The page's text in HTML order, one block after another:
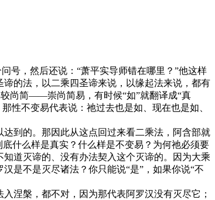
号，然后还说：“萧平实导师错在哪里？”他这样
的法，以二乘四圣谛来说，以缘起法来说，都有
尚简——崇尚简易，有时候“如”就翻译成“真
性不变易代表说：祂过去也是如、现在也是如、
到的。那因此从这点回过来看二乘法，阿含部就
什么样是真实？什么样是不变易？为何祂必须要
道灭谛的、没有办法契入这个灭谛的。因为大乘
是不是灭尽诸法？你只能说“是”，如果你说“不
涅槃，都不对，因为那代表阿罗汉没有灭尽它；